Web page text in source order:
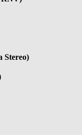
Stereo)